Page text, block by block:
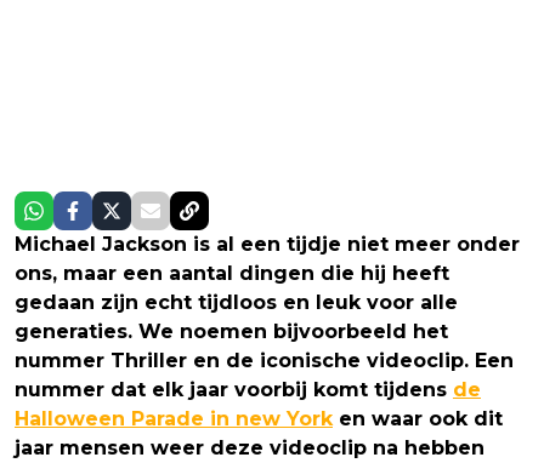
Michael Jackson is al een tijdje niet meer onder
ons, maar een aantal dingen die hij heeft
gedaan zijn echt tijdloos en leuk voor alle
generaties. We noemen bijvoorbeeld het
nummer Thriller en de iconische videoclip. Een
nummer dat elk jaar voorbij komt tijdens de
Halloween Parade in new York en waar ook dit
jaar mensen weer deze videoclip na hebben